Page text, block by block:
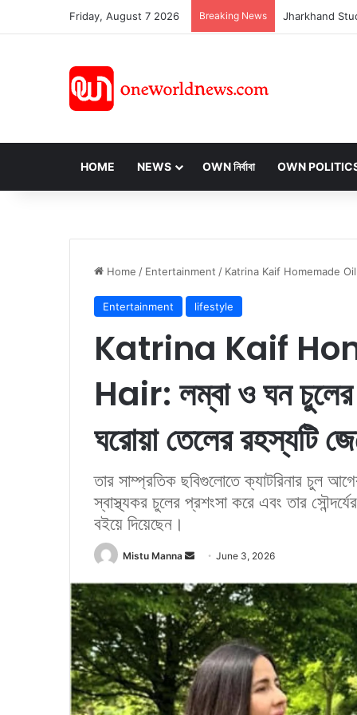
Friday, August 7 2026 Breaking News
HOME NEWS OWN নির্বাবা OWN
Home / Entertainment / Katrina Kaif Homemade Oil for
Entertainment lifestyle
Katrina Kaif
Hair: লম্বা ও ঘন চুলের
ঘরোয়া তেলের রহস্যটি
তার সাম্প্রতিক ছবিগুলোতে ক্যাটরিনার চুল
স্বাস্থ্যকর চুলের প্রশংসা করে এবং তার
বইয়ে দিয়েছেন।
Mistu Manna
d
a
n
e
m
June 3, 2026